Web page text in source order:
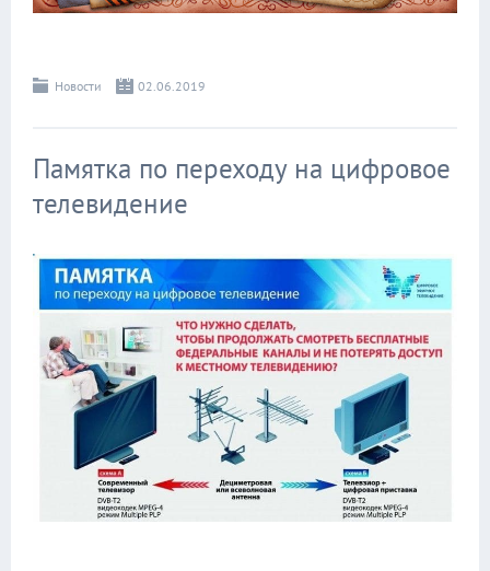
Новости 02.06.2019
Памятка по переходу на цифровое
телевидение